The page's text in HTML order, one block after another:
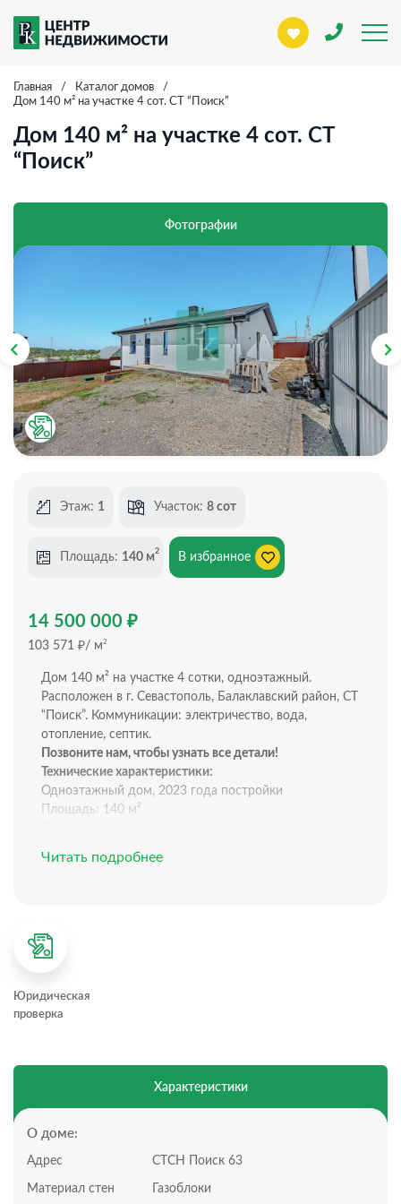
Главная / Каталог домов
/
Дом 140 м² на участке 4 сот. СТ “Поиск”
Дом 140 м² на участке 4 сот. СТ
“Поиск”
Фотографии
Этаж: 1 Участок: 8 сот
Площадь: 140 м2 В избранное
14 500 000 ₽
103 571 ₽/ м2
Дом 140 м² на участке 4 сотки, одноэтажный.
Расположен в г. Севастополь, Балаклавский район, СТ
“Поиск”. Коммуникации: электричество, вода,
отопление, септик.
Позвоните нам, чтобы узнать все детали!
Технические характеристики:
Одноэтажный дом, 2023 года постройки
Площадь: 140 м²
многотарифный счетчик
Канализация: собственный септик.
Планировка дома:
3 светлые жилые комнаты,одна из которых мастер-
спальня с собственным санузлом,
Участок 4 соток( можно приобрести на 8 сот ), статус
участка: СТ
Территория огорожена забором
Преимущества:
Простор и Комфорт: Вся площадь — на одном уровне
Читать подробнее
Юридическая
проверка
Характеристики
О доме:
Адрес СТСН Поиск 63
Материал стен Газоблоки